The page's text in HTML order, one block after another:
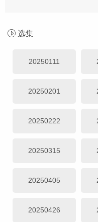
选集
20250111
20250201
20250222
20250315
20250405
20250426